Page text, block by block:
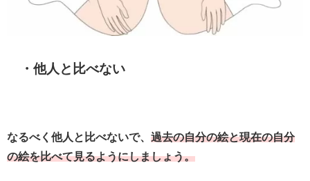
・他人と比べない
なるべく他人と比べないで、 過去の自分の絵と現在の自分
の絵を比べて見るようにしましょう。